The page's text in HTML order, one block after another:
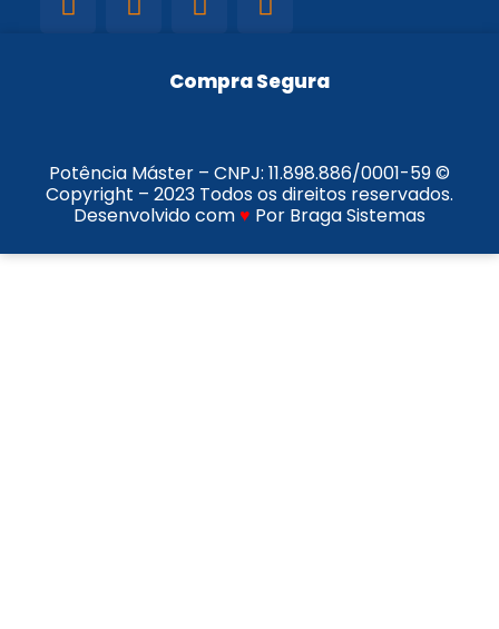
Compra Segura
Potência Máster – CNPJ: 11.898.886/0001-59©
Copyright – 2023 Todos os direitos reservados.
Desenvolvido com♥ Por Braga Sistemas